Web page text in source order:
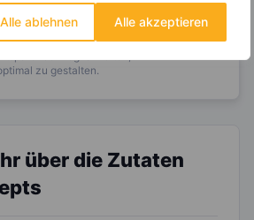
Alle ablehnen Alle akzeptieren
und erhalte
zu gestalten.
über die Zutaten